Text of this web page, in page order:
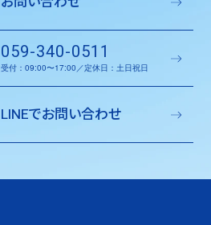
059-340-0511
受付：09:00〜17:00／定休日：土日祝日
LINEでお問い合わせ